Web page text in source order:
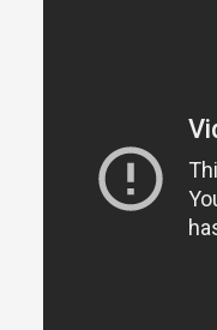
Kuşadası
Protesto oylar